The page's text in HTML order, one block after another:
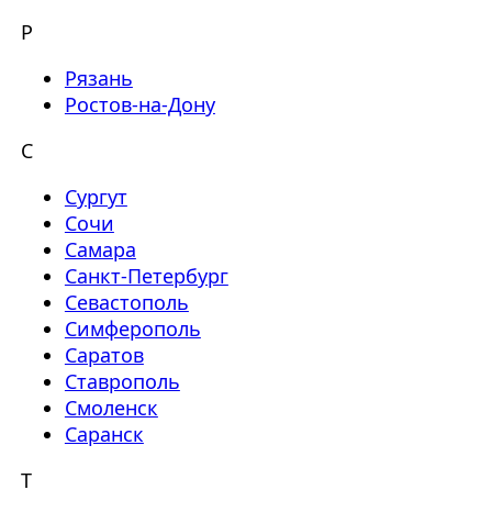
Р
Рязань
Ростов-на-Дону
С
Сургут
Сочи
Самара
Санкт-Петербург
Севастополь
Симферополь
Саратов
Ставрополь
Смоленск
Саранск
Т